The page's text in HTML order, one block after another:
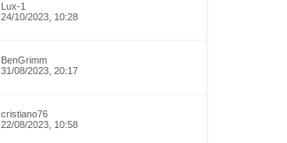
Lux-1
24/10/2023, 10:28
BenGrimm
31/08/2023, 20:17
cristiano76
22/08/2023, 10:58